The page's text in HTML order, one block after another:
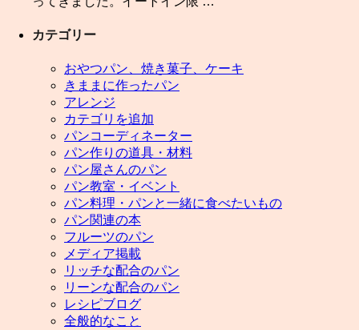
カテゴリー
おやつパン、焼き菓子、ケーキ
きままに作ったパン
アレンジ
カテゴリを追加
パンコーディネーター
パン作りの道具・材料
パン屋さんのパン
パン教室・イベント
パン料理・パンと一緒に食べたいもの
パン関連の本
フルーツのパン
メディア掲載
リッチな配合のパン
リーンな配合のパン
レシピブログ
全般的なこと